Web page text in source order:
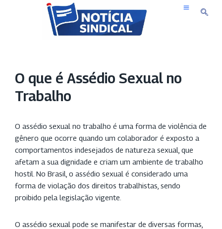
O que é Assédio Sexual no
Trabalho
O assédio sexual no trabalho é uma forma de violência de
gênero que ocorre quando um colaborador é exposto a
comportamentos indesejados de natureza sexual, que
afetam a sua dignidade e criam um ambiente de trabalho
hostil. No Brasil, o assédio sexual é considerado uma
forma de violação dos direitos trabalhistas, sendo
proibido pela legislação vigente.
O assédio sexual pode se manifestar de diversas formas,